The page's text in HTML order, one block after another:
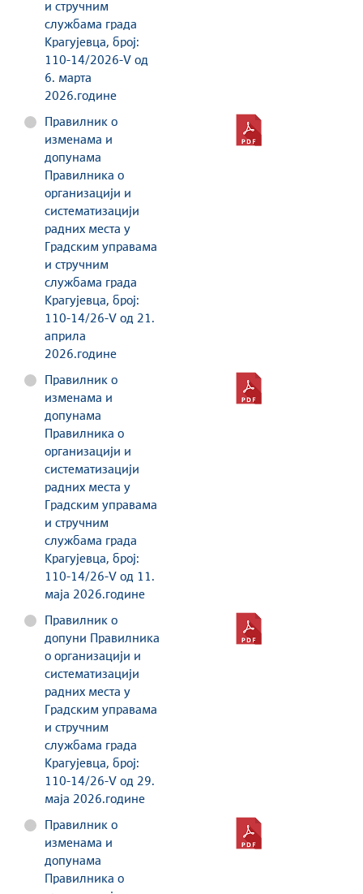
и стручним
службама града
Крагујевца, број:
110-14/2026-V од
6. марта
2026.године
Правилник о
изменама и
допунама
Правилника о
организацији и
систематизацији
радних места у
Градским управама
и стручним
службама града
Крагујевца, број:
110-14/26-V од 21.
априла
2026.године
Правилник о
изменама и
допунама
Правилника о
организацији и
систематизацији
радних места у
Градским управама
и стручним
службама града
Крагујевца, број:
110-14/26-V од 11.
маја 2026.године
Правилник о
допуни Правилника
о организацији и
систематизацији
радних места у
Градским управама
и стручним
службама града
Крагујевца, број:
110-14/26-V од 29.
маја 2026.године
Правилник о
изменама и
допунама
Правилника о